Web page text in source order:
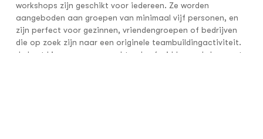
workshops zijn geschikt voor iedereen. Ze worden
aangeboden aan groepen van minimaal vijf personen, en
zijn perfect voor gezinnen, vriendengroepen of bedrijven
die op zoek zijn naar een originele teambuildingactiviteit.
Je kunt kiezen voor een ochtend- of middagworkshop met